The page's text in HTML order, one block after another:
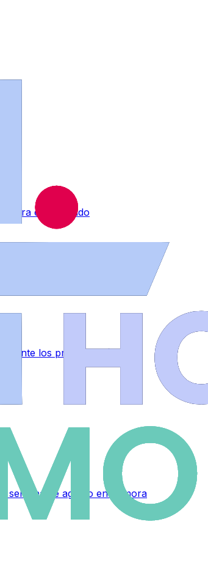
para este sábado
los próximos días
semana de agosto en Zamora